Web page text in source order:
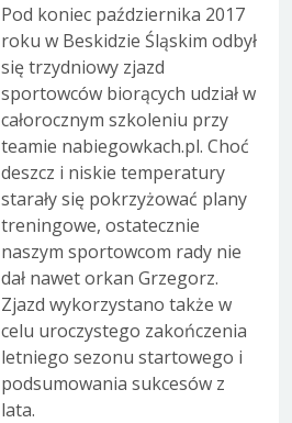
Pod koniec października 2017
roku w Beskidzie Śląskim odbył
się trzydniowy zjazd
sportowców biorących udział w
całorocznym szkoleniu przy
teamie nabiegowkach.pl. Choć
deszcz i niskie temperatury
starały się pokrzyżować plany
treningowe, ostatecznie
naszym sportowcom rady nie
dał nawet orkan Grzegorz.
Zjazd wykorzystano także w
celu uroczystego zakończenia
letniego sezonu startowego i
podsumowania sukcesów z
lata.